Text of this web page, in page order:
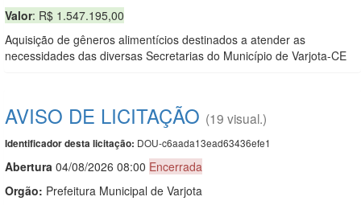
Valor: R$ 1.547.195,00
Aquisição de gêneros alimentícios destinados a atender as
necessidades das diversas Secretarias do Município de Varjota-CE
AVISO DE LICITAÇÃO (19 visual.)
Identificador desta licitação: DOU-c6aada13ead63436efe1
Abertura 04/08/2026 08:00 Encerrada
Orgão: Prefeitura Municipal de Varjota